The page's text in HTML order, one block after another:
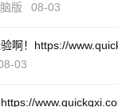
版
08-03
啊！https://
03